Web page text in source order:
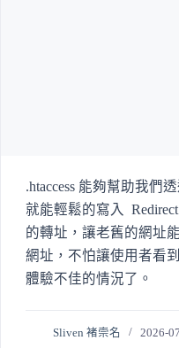
.htaccess 能夠幫助我們
就能輕鬆的寫入
的轉址，讓老舊的網址
網址，不怕讓使用者看
體驗不佳的情況了。
Sliven 褚崇名 2026-